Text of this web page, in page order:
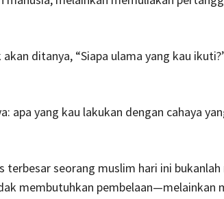
ditanya, “Siapa ulama yang kau
apa yang kau lakukan dengan cahaya
terbesar seorang muslim hari ini
membutuhkan pembelaan—melainkan